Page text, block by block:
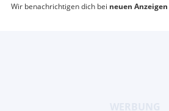
Wir benachrichtigen dich bei neuen Anzeigen